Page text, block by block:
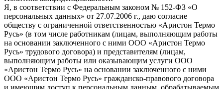
Я, в соответствии с Федеральным законом № 152-ФЗ «О
персональных данных» от 27.07.2006 г., даю согласие
обществу с ограниченной ответственностью «Аристон Термо
Русь» (в том числе работникам (лицам, выполняющим работы
на основании заключенного с ними ООО «Аристон Термо
Русь» трудового договора) и представителям (лицам,
выполняющим работы или оказывающим услуги ООО
«Аристон Термо Русь» на основании заключенного с ними
ООО «Аристон Термо Русь» гражданско-правового договора
и имеющим доступ к персональным данным, обрабатываемым